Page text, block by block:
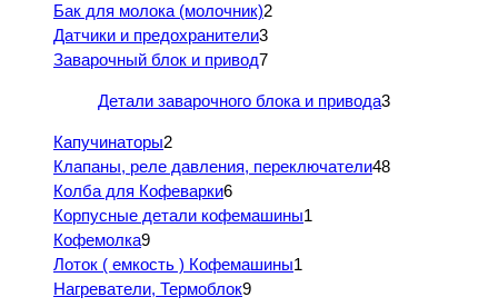
Бак для молока (молочник)2
Датчики и предохранители3
Заварочный блок и привод7
Детали заварочного блока и привода3
Капучинаторы2
Клапаны, реле давления, переключатели48
Колба для Кофеварки6
Корпусные детали кофемашины1
Кофемолка9
Лоток ( емкость ) Кофемашины1
Нагреватели, Термоблок9